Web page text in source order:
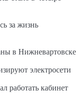
за жизнь
в Нижневартовске
электросети
работать кабинет